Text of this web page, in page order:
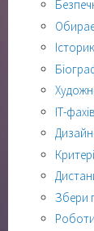
ІТ-
Збери